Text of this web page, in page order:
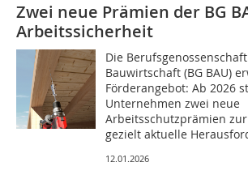
Zwei neue Prämien der BG
Arbeitssicherheit
Die
Bauwirtschaft (BG BAU)
Förderangebot: Ab 2026
Unternehmen zwei neue
Arbeitsschutzprämien
gezielt aktuelle
12.01.2026